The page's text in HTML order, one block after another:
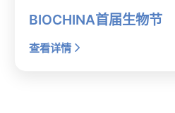
BIOCHINA首届生物节
查看详情